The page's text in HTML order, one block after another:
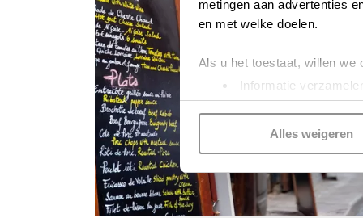
metingen aan advertenties
en met welke doelen.
Als u het toestaat, willen we
Informatie
Uw apparaat
Lees meer over hoe uw
Kijk vooral rond en laat je
functionele cookiesom je
Alles weigeren